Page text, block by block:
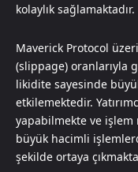
kolaylık sağlamaktadır.
Maverick Protocol
(slippage) oranlarıyla
likidite sayesinde
etkilemektedir.
yapabilmekte ve işlem
büyük hacimli
şekilde ortaya